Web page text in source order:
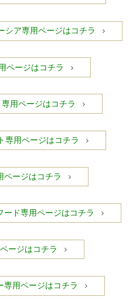
シア専用ページはコチラ
ページはコチラ
用ページはコチラ
専用ページはコチラ
ページはコチラ
ード専用ページはコチラ
ージはコチラ
専用ページはコチラ